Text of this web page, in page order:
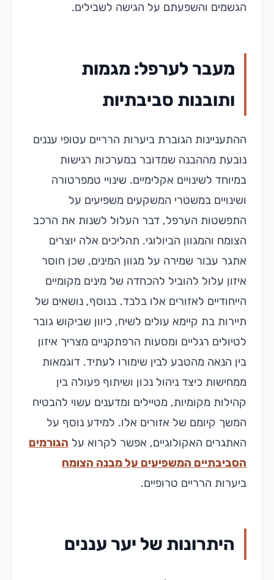
הגשמים והשפעתם על הגישה לשבילים.
מעבר לערפל: מגמות
ותובנות סביבתיות
ההתעניינות הגוברת ביערות הרריים עטופי עננים
נובעת מההבנה שמדובר במערכות רגישות
במיוחד לשינויים אקלימיים. שינויי טמפרטורה
ושינויים במשטרי המשקעים משפיעים על
התפשטות הערפל, דבר העלול לשנות את הרכב
הצומח והמגוון הביולוגי. תהליכים אלה יוצרים
אתגר עבור שמירה על מגוון המינים, שכן חוסר
איזון עלול להוביל להכחדה של מינים מקומיים
הייחודיים לאזורים אלו בלבד. בנוסף, נושאים של
תיירות בת קיימא עולים לשיח, כיוון שביקוש גובר
לטיולים רגליים ומסעות הרפתקניים מצריך איזון
בין הנאה מהטבע לבין שימורו לעתיד. דוגמאות
ממחישות כיצד ניהול נכון ושיתוף פעולה בין
קהילות מקומיות, מטיילים ומדענים עשוי להבטיח
המשך קיומם של אזורים אלו. למידע נוסף על
האתגרים האקולוגיים, אפשר לקרוא על הגורמים
הסביבתיים המשפיעים על מבנה הצומח
ביערות הרריים טרופיים.
היתרונות של יער עננים